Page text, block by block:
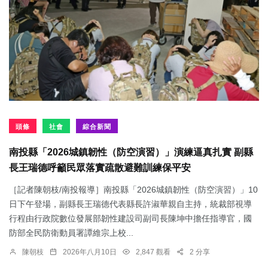
頭條 社會 綜合新聞
南投縣「2026城鎮韌性（防空演習）」演練逼真扎實 副縣
長王瑞德呼籲民眾落實疏散避難訓練保平安
［記者陳朝枝/南投報導］南投縣「2026城鎮韌性（防空演習）」10
日下午登場，副縣長王瑞德代表縣長許淑華親自主持，統裁部視導
行程由行政院數位發展部韌性建設司副司長陳坤中擔任指導官，國
防部全民防衛動員署譚維宗上校...
陳朝枝 2026年八月10日 2,847 觀看 2 分享